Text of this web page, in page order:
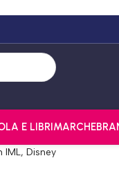
E LIBRIMARCHE
IML, Disney